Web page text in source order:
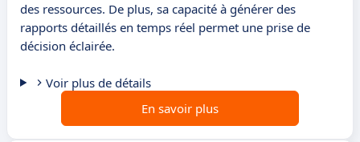
des ressources. De plus, sa capacité à générer des
rapports détaillés en temps réel permet une prise de
décision éclairée.
Voir plus de détails
En savoir plus